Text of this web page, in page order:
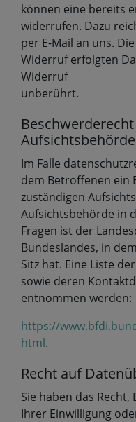
können eine bereits
widerrufen. Dazu
per E-Mail an uns.
Widerruf erfolgten
Widerruf
unberührt.
Aufsichtsbehörde
Im Falle
dem Betroffenen ein
zuständigen
Aufsichtsbehörde in
Fragen ist der
Bundeslandes, in
Sitz hat. Eine Liste
sowie deren
entnommen werden:
https://
html.
Recht auf
Sie haben das
Ihrer Einwilligung